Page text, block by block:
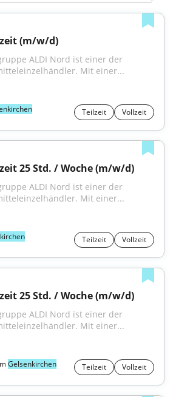
(m/w/d)
ALDI Nord ist einer der
Mit einer...
Teilzeit Vollzeit
25 Std. / Woche (m/w/d)
ALDI Nord ist einer der
Mit einer...
Teilzeit Vollzeit
25 Std. / Woche (m/w/d)
ALDI Nord ist einer der
Mit einer...
Gelsenkirchen Teilzeit Vollzeit